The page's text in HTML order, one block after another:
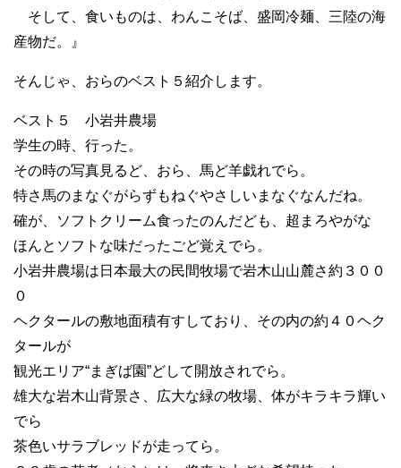
そして、食いものは、わんこそば、盛岡冷麺、三陸の海
産物だ。』
そんじゃ、おらのベスト５紹介します。
ベスト５ 小岩井農場
学生の時、行った。
その時の写真見るど、おら、馬ど羊戯れでら。
特さ馬のまなぐがらずもねぐやさしいまなぐなんだね。
確が、ソフトクリーム食ったのんだども、超まろやがな
ほんとソフトな味だったごど覚えでら。
小岩井農場は日本最大の民間牧場で岩木山山麓さ約３００
０
ヘクタールの敷地面積有すしており、その内の約４０ヘク
タールが
観光エリア“まぎば園”どして開放されでら。
雄大な岩木山背景さ、広大な緑の牧場、体がキラキラ輝い
でら
茶色いサラブレッドが走ってら。